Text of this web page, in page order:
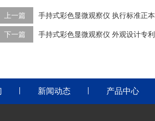
上一篇 手持式彩色显微观察仪 执行标准正本
下一篇 手持式彩色显微观察仪 外观设计专
新闻动态 产品中心